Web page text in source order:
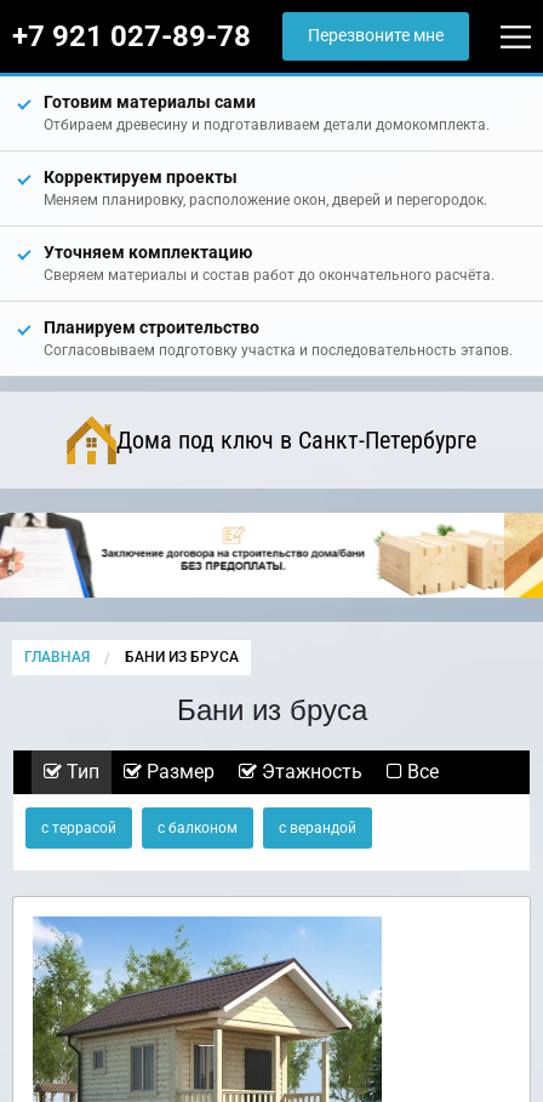
+7 921 027-89-78 Перезвоните мне
Готовим материалы сами
Отбираем древесину и подготавливаем детали домокомплекта.
Корректируем проекты
Меняем планировку, расположение окон, дверей и перегородок.
Уточняем комплектацию
Сверяем материалы и состав работ до окончательного расчёта.
Планируем строительство
Согласовываем подготовку участка и последовательность этапов.
Дома под ключ в Санкт-Петербурге
ГЛАВНАЯ CURRENT:
БАНИ ИЗ БРУСА
Бани из бруса
Тип Размер Этажность Все
с террасой с балконом с верандой